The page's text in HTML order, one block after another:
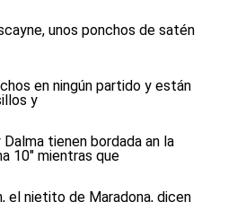
unos ponchos de satén
en ningún partido y están
y
tienen bordada an la
10" mientras que
el nietito de Maradona, dicen